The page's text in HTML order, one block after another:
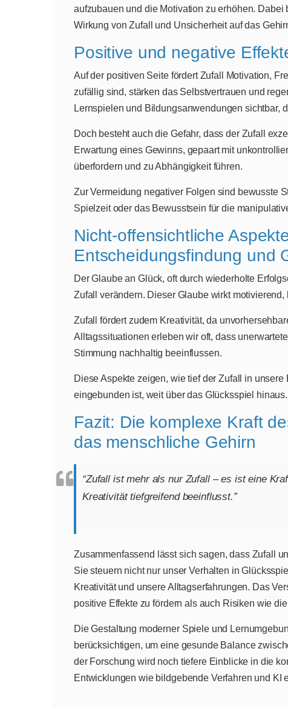
aufzubauen und die Motivation zu erhöhen.
Wirkung von Zufall und Unsicherheit auf das
Positive und negative
Auf der positiven Seite fördert Zufall Motivation,
zufällig sind, stärken das Selbstvertrauen und
Lernspielen und Bildungsanwendungen sichtbar,
Doch besteht auch die Gefahr, dass der Zufall
Erwartung eines Gewinns, gepaart mit
überfordern und zu Abhängigkeit führen.
Zur Vermeidung negativer Folgen sind bewusste
Spielzeit oder das Bewusstsein für die
Nicht-offensichtliche
Entscheidungsfindung und
Der Glaube an Glück, oft durch wiederholte
Zufall verändern. Dieser Glaube wirkt
Zufall fördert zudem Kreativität, da
Alltagssituationen erleben wir oft, dass
Stimmung nachhaltig beeinflussen.
Diese Aspekte zeigen, wie tief der Zufall in
eingebunden ist, weit über das Glücksspiel hinaus.
Fazit: Die komplexe Kraft
das menschliche Gehirn
“Zufall ist mehr als nur Zufall – es ist eine
Kreativität tiefgreifend beeinflusst.”
Zusammenfassend lässt sich sagen, dass Zufall
Sie steuern nicht nur unser Verhalten in
Kreativität und unsere Alltagserfahrungen. Das
positive Effekte zu fördern als auch Risiken wie
Die Gestaltung moderner Spiele und
berücksichtigen, um eine gesunde Balance
der Forschung wird noch tiefere Einblicke in die
Entwicklungen wie bildgebende Verfahren und KI